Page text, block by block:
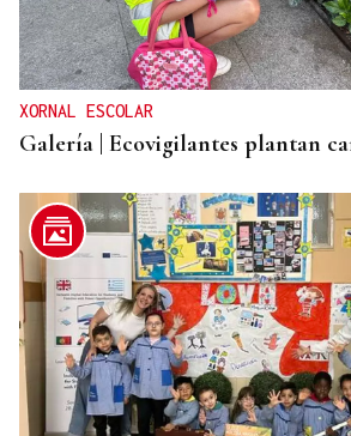
XORNAL ESCOLAR
Galería | Ecovigilantes plantan